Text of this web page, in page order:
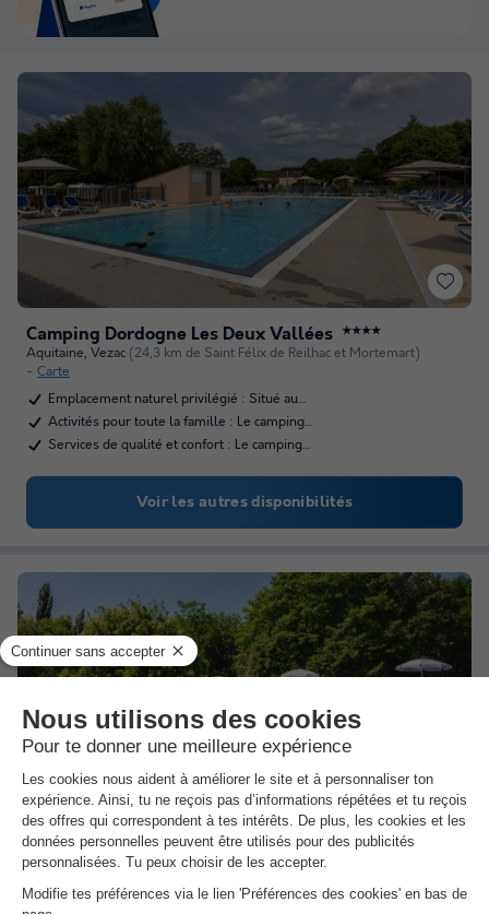
Camping Dordogne Les Deux Vallées ★★★★
Aquitaine, Vezac (24,3 km de Saint Félix de Reilhac et Mortemart)
Carte
Emplacement naturel privilégié : Situé au…
Activités pour toute la famille : Le camping…
Services de qualité et confort : Le camping…
Voir les autres disponibilités
Camping D'auberoche
Aquitaine, Bassillac Et Auberoche
(20,9 km de Saint Félix de Reilhac et
Mortemart)
Carte
4.6 9.5 Exceptionnel